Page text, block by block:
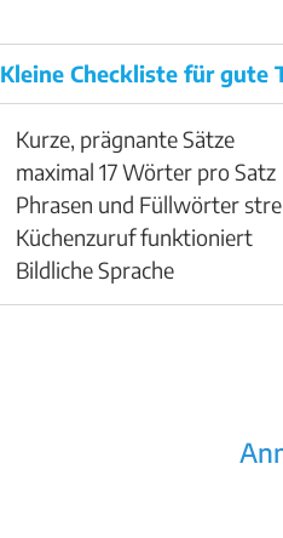
Kleine Checkliste für gute
Kurze, prägnante Sätze
maximal 17 Wörter pro Satz
Phrasen und Füllwörter
Küchenzuruf funktioniert
Bildliche Sprache